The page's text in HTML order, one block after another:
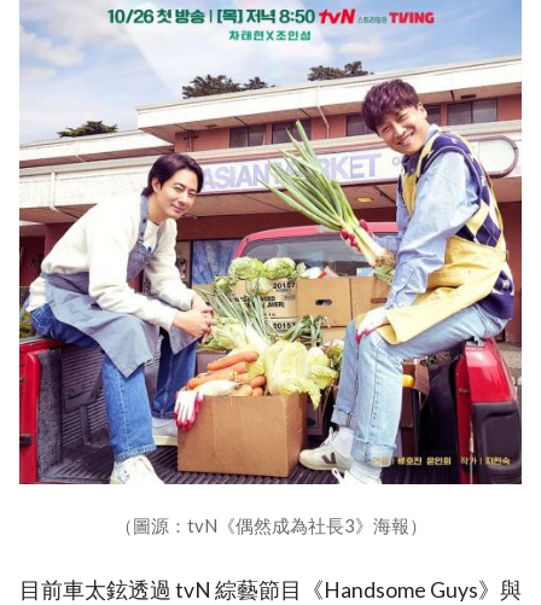
（圖源：tvN《偶然成為社長3》海報）
目前車太鉉透過 tvN 綜藝節目《Handsome Guys》與